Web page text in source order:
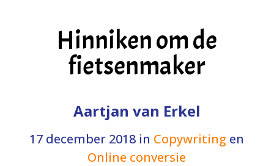
Hinniken om de
fietsenmaker
Aartjan van Erkel
17 december 2018 in Copywriting en
Online conversie